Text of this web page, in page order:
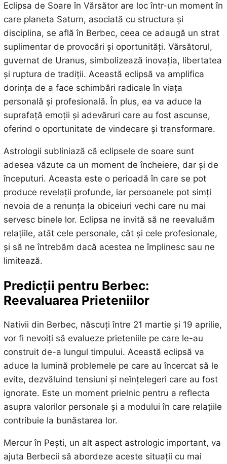
Eclipsa de Soare în Vărsător are loc într-un moment în
care planeta Saturn, asociată cu structura și
disciplina, se află în Berbec, ceea ce adaugă un strat
suplimentar de provocări și oportunități. Vărsătorul,
guvernat de Uranus, simbolizează inovația, libertatea
și ruptura de tradiții. Această eclipsă va amplifica
dorința de a face schimbări radicale în viața
personală și profesională. În plus, ea va aduce la
suprafață emoții și adevăruri care au fost ascunse,
oferind o oportunitate de vindecare și transformare.
Astrologii subliniază că eclipsele de soare sunt
adesea văzute ca un moment de încheiere, dar și de
începuturi. Aceasta este o perioadă în care se pot
produce revelații profunde, iar persoanele pot simți
nevoia de a renunța la obiceiuri vechi care nu mai
servesc binele lor. Eclipsa ne invită să ne reevaluăm
relațiile, atât cele personale, cât și cele profesionale,
și să ne întrebăm dacă acestea ne împlinesc sau ne
limitează.
Predicții pentru Berbec:
Reevaluarea Prieteniilor
Nativii din Berbec, născuți între 21 martie și 19 aprilie,
vor fi nevoiți să evalueze prieteniile pe care le-au
construit de-a lungul timpului. Această eclipsă va
aduce la lumină problemele pe care au încercat să le
evite, dezvăluind tensiuni și neînțelegeri care au fost
ignorate. Este un moment prielnic pentru a reflecta
asupra valorilor personale și a modului în care relațiile
contribuie la bunăstarea lor.
Mercur în Pești, un alt aspect astrologic important, va
ajuta Berbecii să abordeze aceste situații cu mai